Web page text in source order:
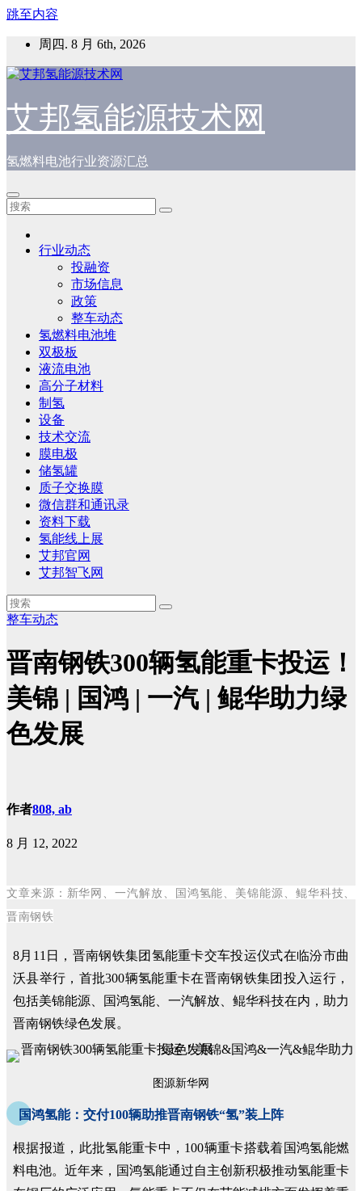
跳至内容
周四. 8 月 6th, 2026
艾邦氢能源技术网
氢燃料电池行业资源汇总
行业动态
投融资
市场信息
政策
整车动态
氢燃料电池堆
双极板
液流电池
高分子材料
制氢
设备
技术交流
膜电极
储氢罐
质子交换膜
微信群和通讯录
资料下载
氢能线上展
艾邦官网
艾邦智飞网
整车动态
晋南钢铁300辆氢能重卡投运！
美锦 | 国鸿 | 一汽 | 鲲华助力绿
色发展
作者808, ab
8 月 12, 2022
文章来源 ：新华网、一汽解放、国鸿氢能、美锦能源、鲲华科技、
晋南钢铁
8月11日，晋南钢铁集团氢能重卡交车投运仪式在临汾市曲
沃县举行，首批300辆氢能重卡在晋南钢铁集团投入运行，
包括美锦能源、国鸿氢能、一汽解放、鲲华科技在内，助力
晋南钢铁绿色发展。
图源新华网
国鸿氢能：交付100辆助推晋南钢铁“氢”装上阵
根据报道，此批氢能重卡中，100辆重卡搭载着国鸿氢能燃
料电池。近年来，国鸿氢能通过自主创新积极推动氢能重卡